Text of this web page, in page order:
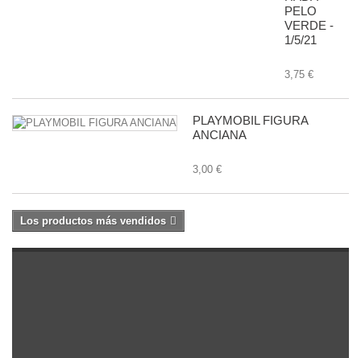
PELO
VERDE -
1/5/21
3,75 €
PLAYMOBIL FIGURA
ANCIANA
3,00 €
Los productos más vendidos